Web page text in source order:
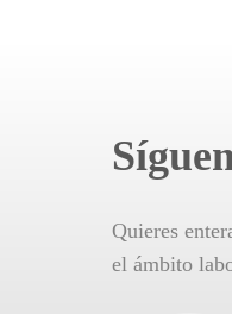
Quieres
el ámbito